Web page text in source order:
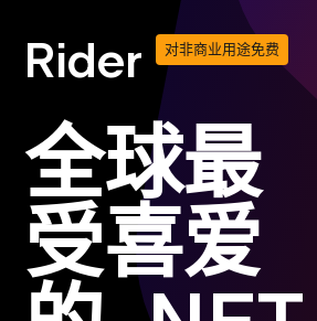
Rider 对非商业用途免费
全球最
受喜爱